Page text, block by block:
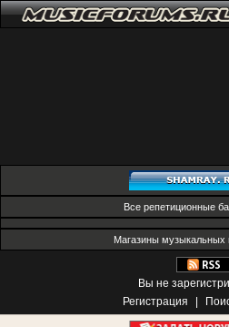
Все репетиционные
Магазины музыкальных
Вы не
Регистрация